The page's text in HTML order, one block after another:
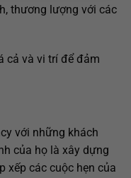
thương lượng với các
cả và vi trí để đảm
với những khách
của họ là xây dựng
xếp các cuộc hẹn của